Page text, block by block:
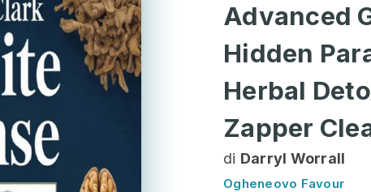
Advanced
Hidden
Herbal
Zapper
di Darryl Worrall
Ogheneovo Favour